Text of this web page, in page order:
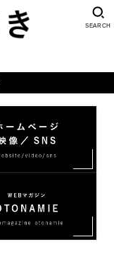
SEARCH